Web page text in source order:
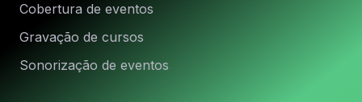
Cobertura de eventos
Gravação de cursos
Sonorização de eventos